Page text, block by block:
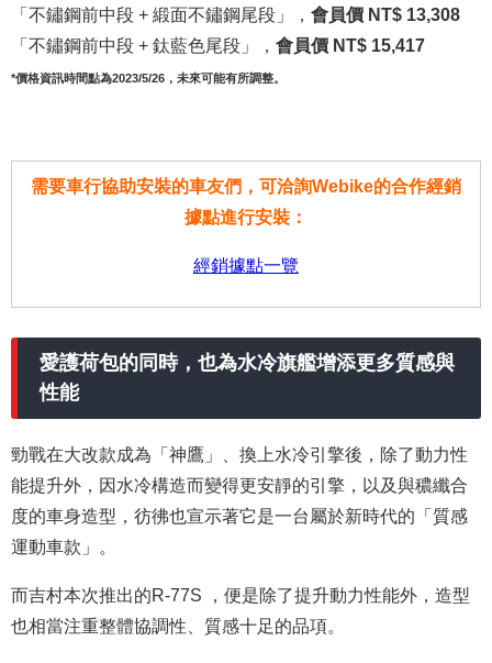
「不鏽鋼前中段 + 緞面不鏽鋼尾段」， 會員價 NT$ 13,308
「不鏽鋼前中段 + 鈦藍色尾段」， 會員價 NT$ 15,417
*價格資訊時間點為2023/5/26，未來可能有所調整。
需要車行協助安裝的車友們，可洽詢Webike的合作經銷
據點進行安裝：
經銷據點一覽
愛護荷包的同時，也為水冷旗艦增添更多質感與
性能
勁戰在大改款成為「神鷹」、換上水冷引擎後，除了動力性
能提升外，因水冷構造而變得更安靜的引擎，以及與穠纖合
度的車身造型，彷彿也宣示著它是一台屬於新時代的「質感
運動車款」。
而吉村本次推出的R-77S ，便是除了提升動力性能外，造型
也相當注重整體協調性、質感十足的品項。